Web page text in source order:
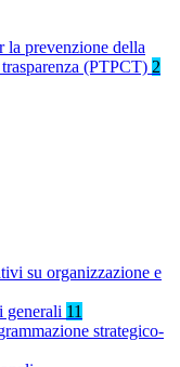
la prevenzione della
(PTPCT) 2
su organizzazione e
generali 11
strategico-